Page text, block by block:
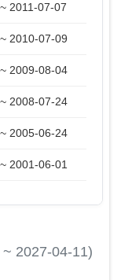
2011-07-07
2010-07-09
2009-08-04
2008-07-24
2005-06-24
2001-06-01
2027-04-11)